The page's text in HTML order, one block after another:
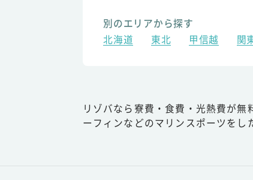
別のエリアから探す
北海道
東北 甲信越 関
リゾバなら寮費・食費・光熱費が
ーフィンなどのマリンスポーツをし